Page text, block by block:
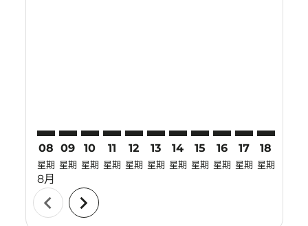
08
星期
8月
09
星期
10
星期
11
星期
12
星期
13
星期
14
星期
15
星期
16
星期
17
星期
18
星期
chevron_left chevron_right